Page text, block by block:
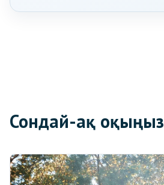
Сондай-ақ оқыңыз